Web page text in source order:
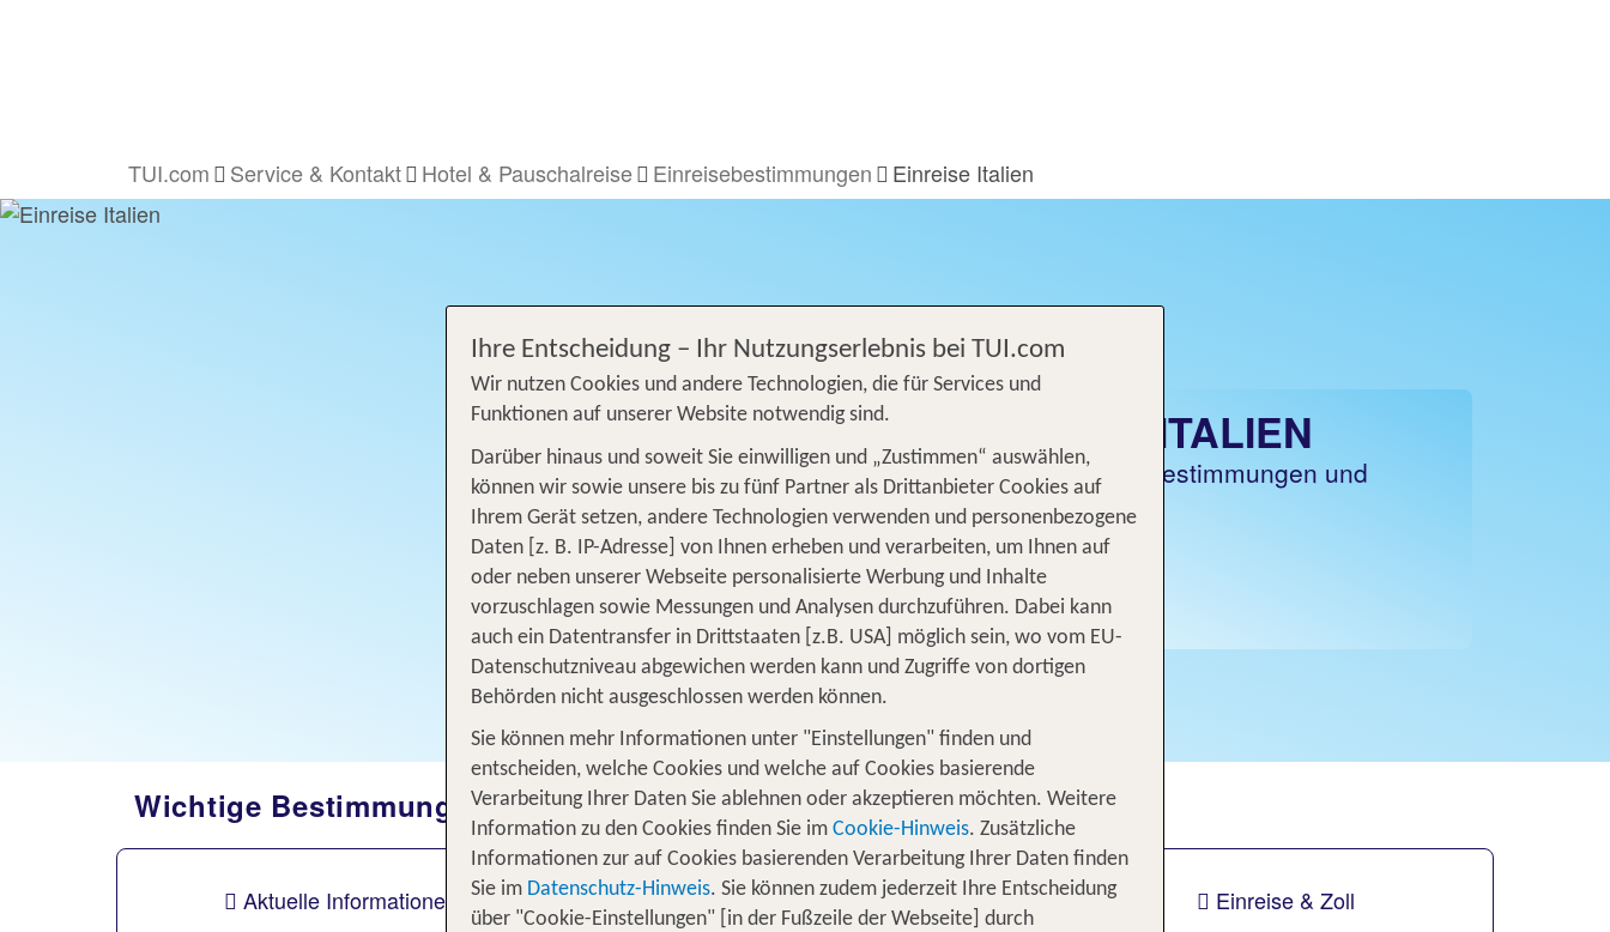
TUI.com Service & Kontakt Hotel & Pauschalreise Einreisebestimmungen Einreise Italien
EINREISE ITALIEN
Aktuelle Einreisebestimmungen und
Informationen
Wichtige Bestimmungen für Ihre Italien Einreise
Aktuelle Informationen Natur & Klima Einreise & Zoll
Ihre Entscheidung – Ihr Nutzungserlebnis bei TUI.com
Wir nutzen Cookies und andere Technologien, die für Services und
Funktionen auf unserer Website notwendig sind.
Darüber hinaus und soweit Sie einwilligen und „Zustimmen“ auswählen,
können wir sowie unsere bis zu fünf Partner als Drittanbieter Cookies auf
Ihrem Gerät setzen, andere Technologien verwenden und personenbezogene
Daten [z. B. IP-Adresse] von Ihnen erheben und verarbeiten, um Ihnen auf
oder neben unserer Webseite personalisierte Werbung und Inhalte
vorzuschlagen sowie Messungen und Analysen durchzuführen. Dabei kann
auch ein Datentransfer in Drittstaaten [z.B. USA] möglich sein, wo vom EU-
Datenschutzniveau abgewichen werden kann und Zugriffe von dortigen
Behörden nicht ausgeschlossen werden können.
Sie können mehr Informationen unter "Einstellungen" finden und
entscheiden, welche Cookies und welche auf Cookies basierende
Verarbeitung Ihrer Daten Sie ablehnen oder akzeptieren möchten. Weitere
Information zu den Cookies finden Sie im Cookie-Hinweis. Zusätzliche
Informationen zur auf Cookies basierenden Verarbeitung Ihrer Daten finden
Sie im Datenschutz-Hinweis. Sie können zudem jederzeit Ihre Entscheidung
über "Cookie-Einstellungen" [in der Fußzeile der Webseite] durch